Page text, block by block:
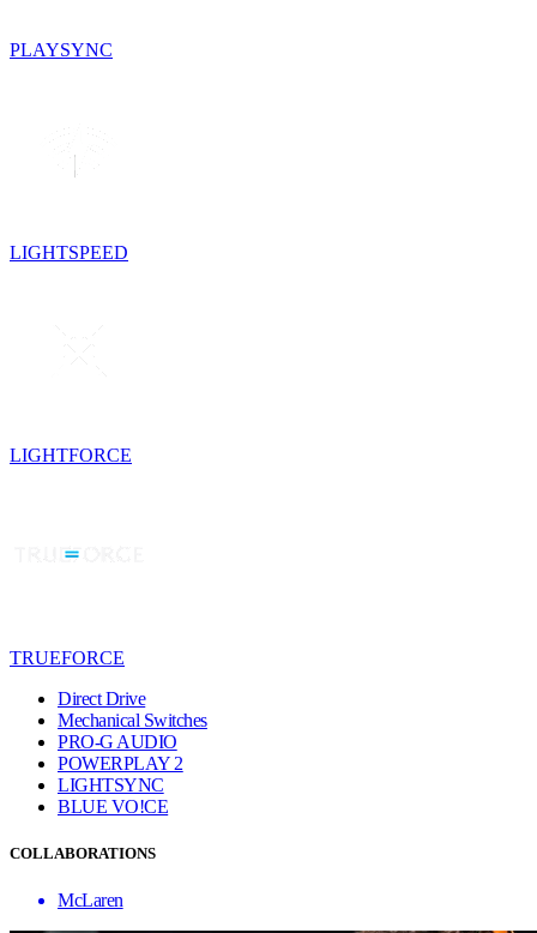
PLAYSYNC
LIGHTSPEED
LIGHTFORCE
TRUEFORCE
Direct Drive
Mechanical Switches
PRO-G AUDIO
POWERPLAY 2
LIGHTSYNC
BLUE VO!CE
COLLABORATIONS
McLaren